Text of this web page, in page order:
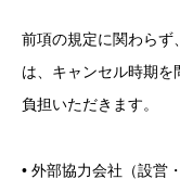
前項の規定に関わらず
は、キャンセル時期
負担いただきます。
• 外部協力会社（設営